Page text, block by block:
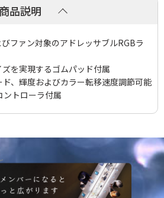
商品説明
ファン対象のアドレッサブルRGBラ
を実現するゴムパッド付属
、輝度およびカラー転移速度調節可能
ントローラ付属